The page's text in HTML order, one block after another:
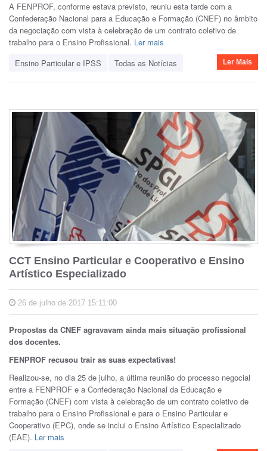
A FENPROF, conforme estava previsto, reuniu esta tarde com a
Confederação Nacional para a Educação e Formação (CNEF) no âmbito
da negociação com vista à celebração de um contrato coletivo de
trabalho para o Ensino Profissional. Ler mais
Ensino Particular e IPSS
Todas as Notícias Ler Mais
CCT Ensino Particular e Cooperativo e Ensino
Artístico Especializado
26 de julho de 2017 15:11:00
Propostas da CNEF agravavam ainda mais situação profissional
dos docentes.
FENPROF recusou trair as suas expectativas!
Realizou-se, no dia 25 de julho, a última reunião do processo negocial
entre a FENPROF e a Confederação Nacional da Educação e
Formação (CNEF) com vista à celebração de um contrato coletivo de
trabalho para o Ensino Profissional e para o Ensino Particular e
Cooperativo (EPC), onde se inclui o Ensino Artístico Especializado
(EAE). Ler mais